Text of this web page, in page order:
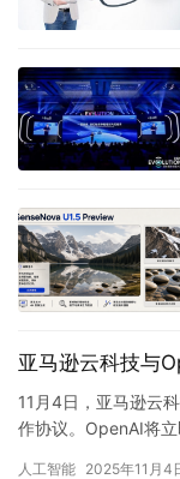
亚马逊云科技与
11月4日，亚马逊云
作协议。OpenAI将
人工智能 2025年11月4